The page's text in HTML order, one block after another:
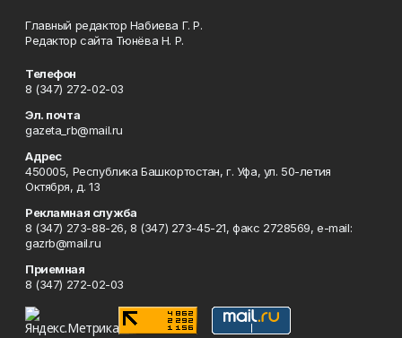
Главный редактор Набиева Г. Р.
Редактор сайта Тюнёва Н. Р.
Телефон
8 (347) 272-02-03
Эл. почта
gazeta_rb@mail.ru
Адрес
450005, Республика Башкортостан, г. Уфа, ул. 50-летия
Октября, д. 13
Рекламная служба
8 (347) 273-88-26, 8 (347) 273-45-21, факс 2728569, e-mail:
gazrb@mail.ru
Приемная
8 (347) 272-02-03